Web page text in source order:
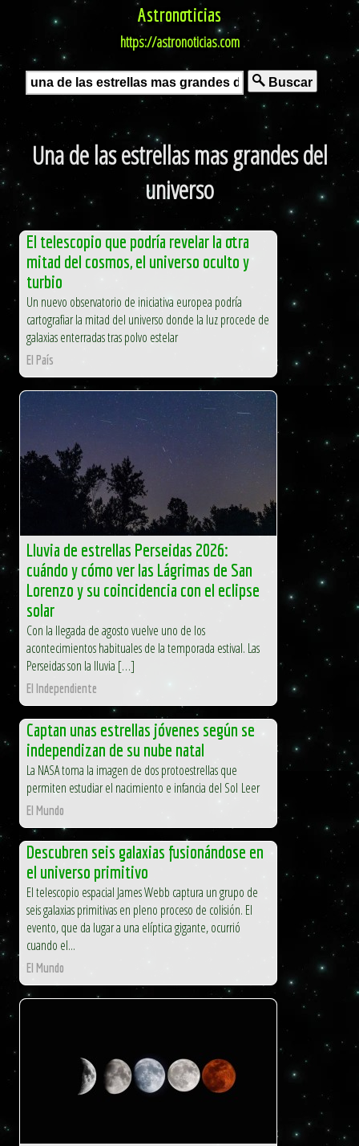
Astronoticias
https://astronoticias.com
Buscar
Una de las estrellas mas grandes del
universo
El telescopio que podría revelar la otra
mitad del cosmos, el universo oculto y
turbio
Un nuevo observatorio de iniciativa europea podría
cartografiar la mitad del universo donde la luz procede de
galaxias enterradas tras polvo estelar
El País
Lluvia de estrellas Perseidas 2026:
cuándo y cómo ver las Lágrimas de San
Lorenzo y su coincidencia con el eclipse
solar
Con la llegada de agosto vuelve uno de los
acontecimientos habituales de la temporada estival. Las
Perseidas son la lluvia […]
El Independiente
Captan unas estrellas jóvenes según se
independizan de su nube natal
La NASA toma la imagen de dos protoestrellas que
permiten estudiar el nacimiento e infancia del Sol Leer
El Mundo
Descubren seis galaxias fusionándose en
el universo primitivo
El telescopio espacial James Webb captura un grupo de
seis galaxias primitivas en pleno proceso de colisión. El
evento, que da lugar a una elíptica gigante, ocurrió
cuando el...
El Mundo